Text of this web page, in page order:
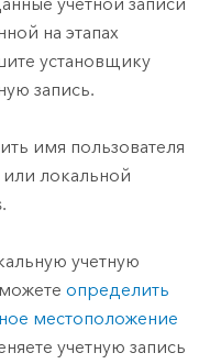
на этапах
установщику
запись.
имя пользователя
локальной
.
учетную
определить
местоположение
учетную запись